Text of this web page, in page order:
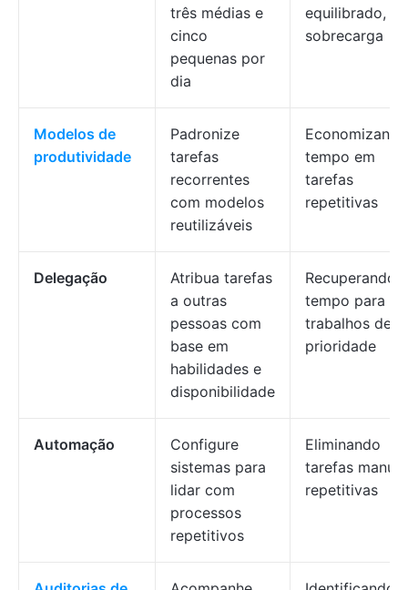
três médias e
cinco
pequenas por
dia
equilibrado,
sobrecarga
Modelos de
produtividade
Padronize
tarefas
recorrentes
com modelos
reutilizáveis
Economizando
tempo em
tarefas
repetitivas
Delegação
Atribua tarefas
a outras
pessoas com
base em
habilidades e
disponibilidade
Recuperando
tempo para
trabalhos de
prioridade
Automação
Configure
sistemas para
lidar com
processos
repetitivos
Eliminando
tarefas
repetitivas